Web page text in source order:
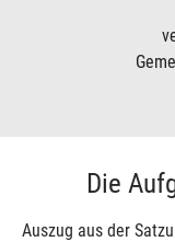
Die
Auszug aus der